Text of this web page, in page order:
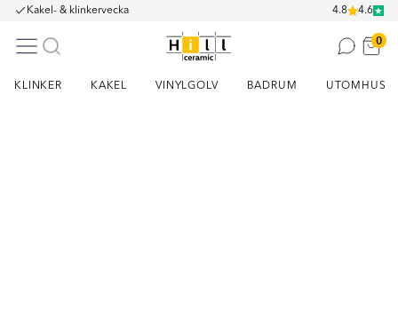
Kakel- & klinkervecka 4.8 4.6
0
KLINKER KAKEL VINYLGOLV BADRUM UTOMHUS